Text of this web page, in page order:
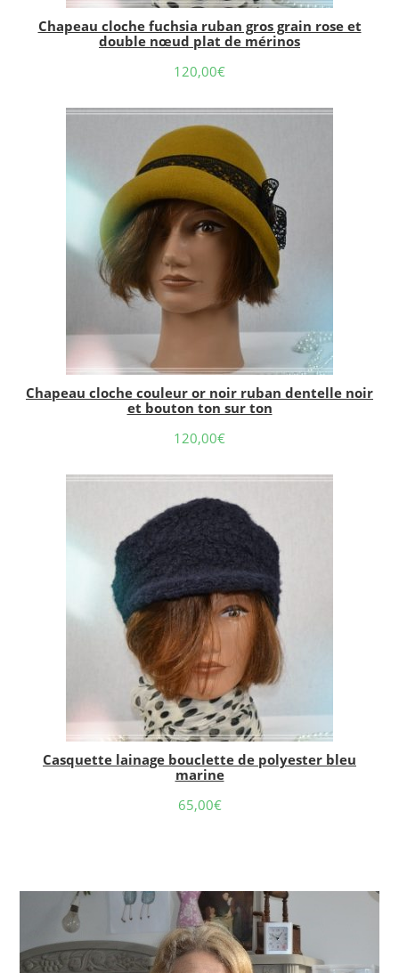
Chapeau cloche fuchsia ruban gros grain rose et
double nœud plat de mérinos
120,00€
Chapeau cloche couleur or noir ruban dentelle noir
et bouton ton sur ton
120,00€
Casquette lainage bouclette de polyester bleu
marine
65,00€